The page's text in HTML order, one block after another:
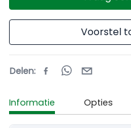
Voorstel
Delen:
Informatie Opties